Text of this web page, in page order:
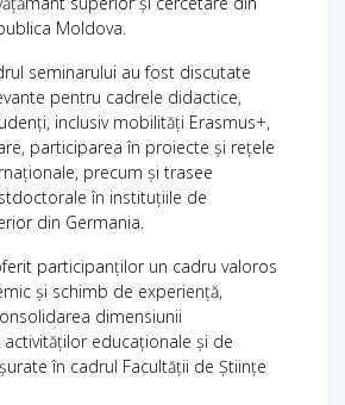
Moldova.
seminarului au fost discutate
pentru cadrele didactice,
inclusiv mobilități Erasmus+,
participarea în proiecte și rețele
precum și trasee
în instituțiile de
din Germania.
participanților un cadru valoros
și schimb de experiență,
dimensiunii
educaționale și de
în cadrul Facultății de Științe